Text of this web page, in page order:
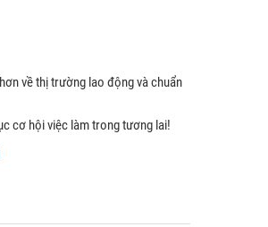
về thị trường lao động và chuẩn
cơ hội việc làm trong tương lai!